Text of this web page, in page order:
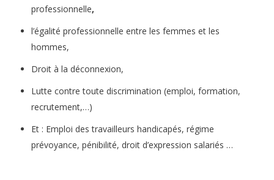
professionnelle,
l’égalité professionnelle entre les femmes et les
hommes,
Droit à la déconnexion,
Lutte contre toute discrimination (emploi, formation,
recrutement,…)
Et : Emploi des travailleurs handicapés, régime
prévoyance, pénibilité, droit d’expression salariés …